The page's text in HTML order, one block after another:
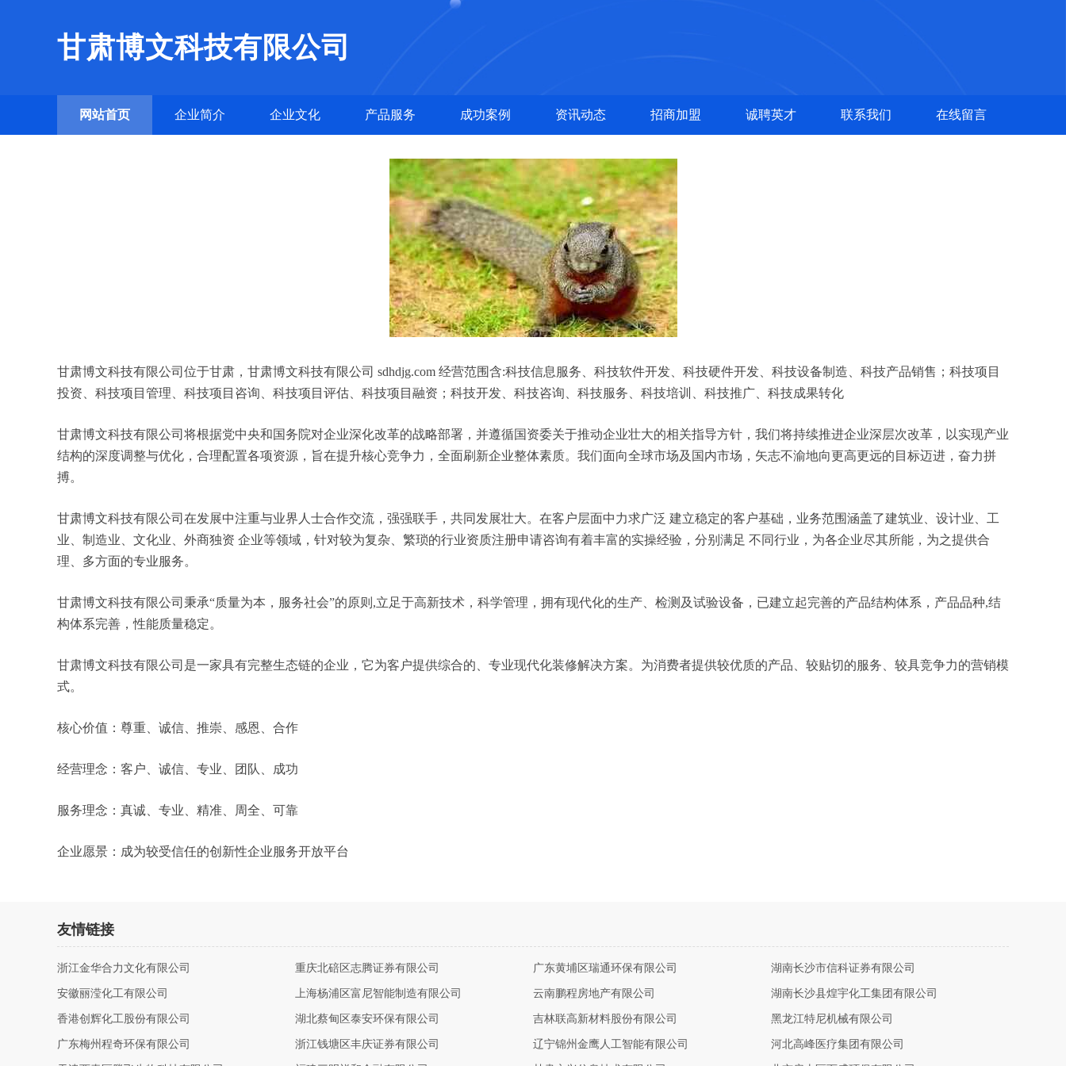
甘肃博文科技有限公司
网站首页 企业简介 企业文化 产品服务 成功案例 资讯动态 招商加盟 诚聘英才 联系我们 在线留言
甘肃博文科技有限公司位于甘肃，甘肃博文科技有限公司 sdhdjg.com 经营范围含:科技信息服务、科技软件开发、科技硬件开发、科技设备制造、科技产品销售；科技项目
投资、科技项目管理、科技项目咨询、科技项目评估、科技项目融资；科技开发、科技咨询、科技服务、科技培训、科技推广、科技成果转化
甘肃博文科技有限公司将根据党中央和国务院对企业深化改革的战略部署，并遵循国资委关于推动企业壮大的相关指导方针，我们将持续推进企业深层次改革，以实现产业
结构的深度调整与优化，合理配置各项资源，旨在提升核心竞争力，全面刷新企业整体素质。我们面向全球市场及国内市场，矢志不渝地向更高更远的目标迈进，奋力拼
搏。
甘肃博文科技有限公司在发展中注重与业界人士合作交流，强强联手，共同发展壮大。在客户层面中力求广泛 建立稳定的客户基础，业务范围涵盖了建筑业、设计业、工
业、制造业、文化业、外商独资 企业等领域，针对较为复杂、繁琐的行业资质注册申请咨询有着丰富的实操经验，分别满足 不同行业，为各企业尽其所能，为之提供合
理、多方面的专业服务。
甘肃博文科技有限公司秉承“质量为本，服务社会”的原则,立足于高新技术，科学管理，拥有现代化的生产、检测及试验设备，已建立起完善的产品结构体系，产品品种,结
构体系完善，性能质量稳定。
甘肃博文科技有限公司是一家具有完整生态链的企业，它为客户提供综合的、专业现代化装修解决方案。为消费者提供较优质的产品、较贴切的服务、较具竞争力的营销模
式。
核心价值：尊重、诚信、推崇、感恩、合作
经营理念：客户、诚信、专业、团队、成功
服务理念：真诚、专业、精准、周全、可靠
企业愿景：成为较受信任的创新性企业服务开放平台
友情链接
浙江金华合力文化有限公司 重庆北碚区志腾证券有限公司 广东黄埔区瑞通环保有限公司 湖南长沙市信科证券有限公司
安徽丽滢化工有限公司 上海杨浦区富尼智能制造有限公司 云南鹏程房地产有限公司 湖南长沙县煌宇化工集团有限公司
香港创辉化工股份有限公司 湖北蔡甸区泰安环保有限公司 吉林联高新材料股份有限公司 黑龙江特尼机械有限公司
广东梅州程奇环保有限公司 浙江钱塘区丰庆证券有限公司 辽宁锦州金鹰人工智能有限公司 河北高峰医疗集团有限公司